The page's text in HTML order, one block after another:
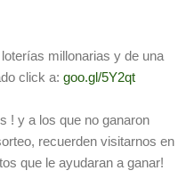
millonarias y de una
click a: goo.gl/5Y2qt
! y a los que no ganaron
recuerden visitarnos en
que le ayudaran a ganar!